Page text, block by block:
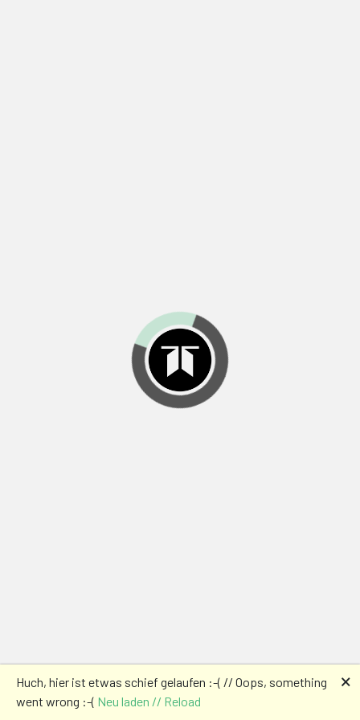
Huch, hier ist etwas schief gelaufen :-( // Oops, something
went wrong :-( Neu laden // Reload
🗙